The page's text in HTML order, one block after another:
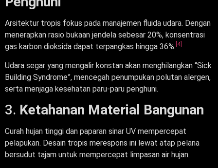
Arsitektur tropis fokus pada manajemen fluida udara. Dengan
menerapkan rasio bukaan jendela sebesar 20%, konsentrasi
gas karbon dioksida dapat terpangkas hingga 36%. [4]
Udara segar yang mengalir konstan akan menghilangkan “Sick
Building Syndrome”, mencegah penumpukan polutan alergen,
serta menjaga kesehatan paru-paru penghuni.
3. Ketahanan Material Bangunan
Curah hujan tinggi dan paparan sinar UV mempercepat
pelapukan. Desain tropis merespons ini lewat atap pelana
bersudut tajam untuk mempercepat limpasan air hujan.